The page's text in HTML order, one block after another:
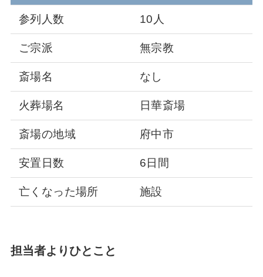
参列人数 10人
ご宗派 無宗教
斎場名 なし
火葬場名 日華斎場
斎場の地域 府中市
安置日数 6日間
亡くなった場所 施設
担当者よりひとこと